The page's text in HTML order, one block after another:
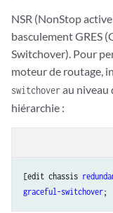
NSR (NonStop
basculement GRES
Switchover). Pour
moteur de routage,
switchoverau niveau
hiérarchie :
[edit chassis
graceful-switchover